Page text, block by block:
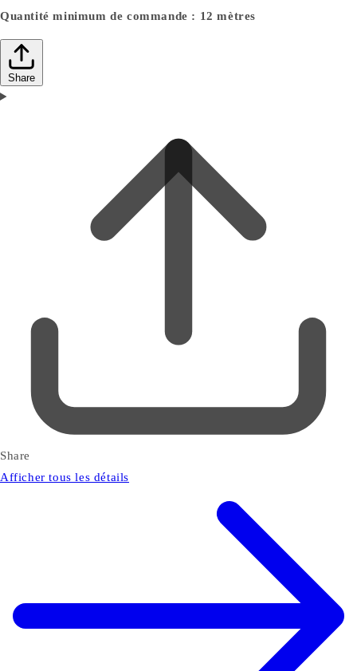
Quantité minimum de commande : 12 mètres
Share
Share
Afficher tous les détails